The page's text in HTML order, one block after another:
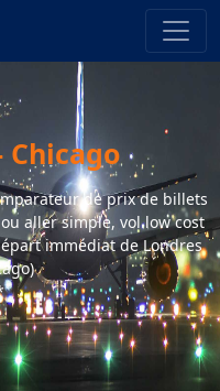
Chicago
de prix de billets
aller simple, vol low cost
immédiat de Londres